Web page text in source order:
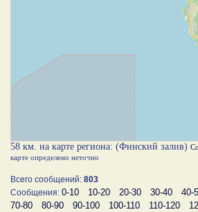
58 км. на карте региона: (Финский залив)
карте определено неточно
Всего сообщений: 803
Сообщения: 0-10 10-20 20-30 30-40 40-
70-80
80-90 90-100 100-110 110-120